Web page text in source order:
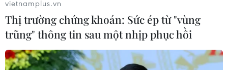
vietnamplus.vn
Thị trường chứng khoán: Sức ép từ "vùng
trũng" thông tin sau một nhịp phục hồi